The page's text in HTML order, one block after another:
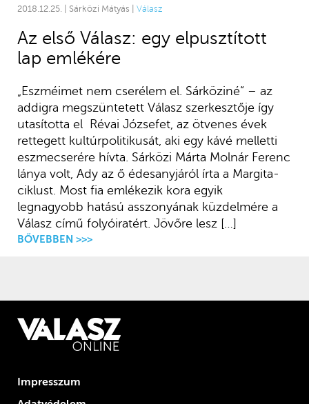
2018.12.25. | Sárközi Mátyás | Válasz
Az első Válasz: egy elpusztított
lap emlékére
„Eszméimet nem cserélem el. Sárköziné“ – az
addigra megszüntetett Válasz szerkesztője így
utasította el Révai Józsefet, az ötvenes évek
rettegett kultúrpolitikusát, aki egy kávé melletti
eszmecserére hívta. Sárközi Márta Molnár Ferenc
lánya volt, Ady az ő édesanyjáról írta a Margita-
ciklust. Most fia emlékezik kora egyik
legnagyobb hatású asszonyának küzdelmére a
Válasz című folyóiratért. Jövőre lesz […]
BŐVEBBEN >>>
Impresszum